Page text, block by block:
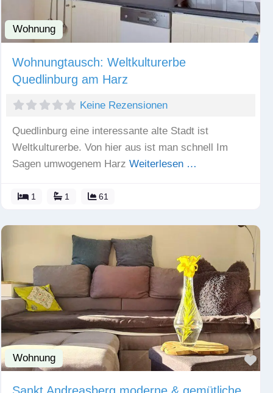
Wohnung
Wohnungtausch: Weltkulturerbe
Quedlinburg am Harz
Keine Rezensionen
Quedlinburg eine interessante alte Stadt ist
Weltkulturerbe. Von hier aus ist man schnell Im
Sagen umwogenem Harz Weiterlesen …
1 1 61
Wohnung